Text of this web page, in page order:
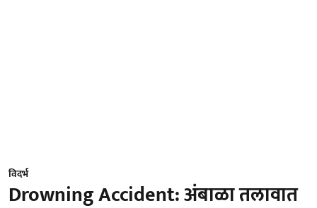
विदर्भ
Drowning Accident: अंबाळा तलावात